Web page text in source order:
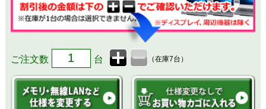
ご注文数 台 （在庫7台）